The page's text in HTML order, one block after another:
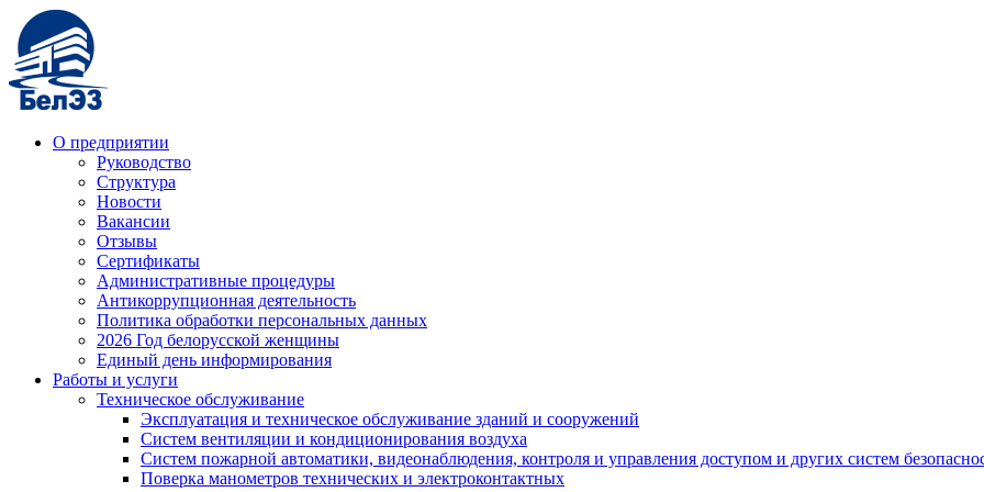
О предприятии
Руководство
Структура
Новости
Вакансии
Отзывы
Сертификаты
Административные процедуры
Антикоррупционная деятельность
Политика обработки персональных данных
2026 Год белорусской женщины
Единый день информирования
Работы и услуги
Техническое обслуживание
Эксплуатация и техническое обслуживание зданий и сооружений
Систем вентиляции и кондиционирования воздуха
Систем пожарной автоматики, видеонаблюдения, контроля и управления доступом и других систем
Поверка манометров технических и электроконтактных